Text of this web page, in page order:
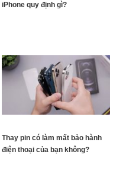
iPhone quy định gì?
Thay pin có làm mất bảo hành
điện thoại của bạn không?